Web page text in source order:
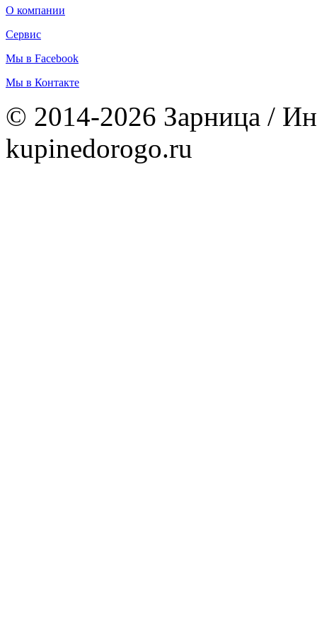
О компании
Сервис
Мы в Facebook
Мы в Контакте
© 2014-2026 Зарница /
kupinedorogo.ru